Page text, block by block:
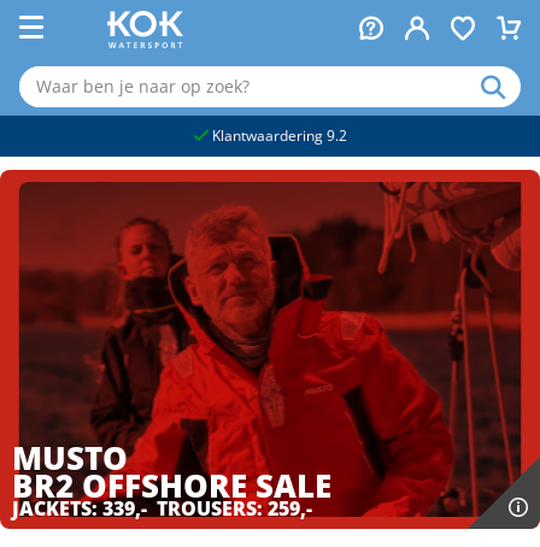
Klantwaardering 9.2
MUSTO
BR2 OFFSHORESALE
JACKETS: 339,- TROUSERS: 259,-